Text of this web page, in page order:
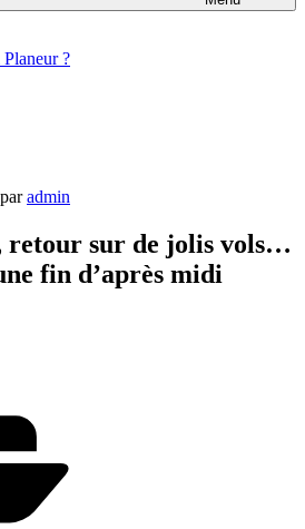
?
paradmin
retour sur de jolis vols…
fin d’après midi